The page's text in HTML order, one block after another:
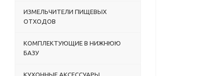
ИЗМЕЛЬЧИТЕЛИ ПИЩЕВЫХ
ОТХОДОВ
КОМПЛЕКТУЮЩИЕ В НИЖНЮЮ
БАЗУ